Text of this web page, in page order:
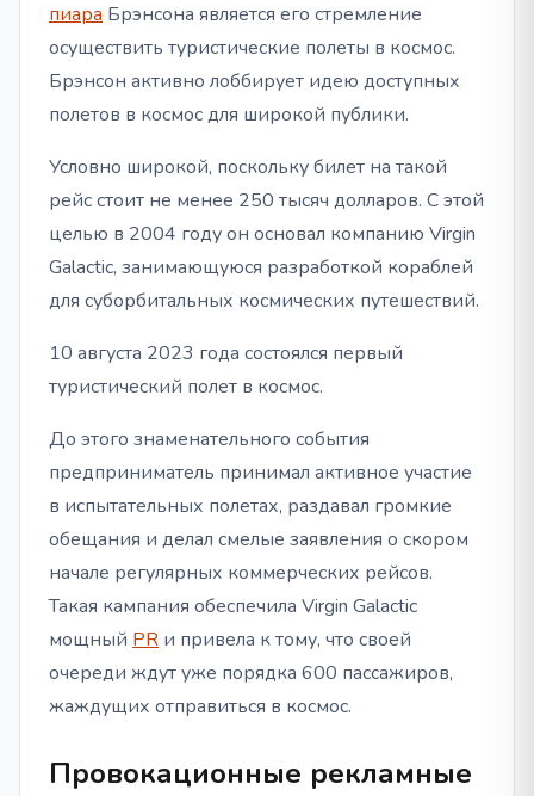
пиара Брэнсона является его стремление
осуществить туристические полеты в космос.
Брэнсон активно лоббирует идею доступных
полетов в космос для широкой публики.
Условно широкой, поскольку билет на такой
рейс стоит не менее 250 тысяч долларов. С этой
целью в 2004 году он основал компанию Virgin
Galactic, занимающуюся разработкой кораблей
для суборбитальных космических путешествий.
10 августа 2023 года состоялся первый
туристический полет в космос.
До этого знаменательного события
предприниматель принимал активное участие
в испытательных полетах, раздавал громкие
обещания и делал смелые заявления о скором
начале регулярных коммерческих рейсов.
Такая кампания обеспечила Virgin Galactic
мощный PR и привела к тому, что своей
очереди ждут уже порядка 600 пассажиров,
жаждущих отправиться в космос.
Провокационные рекламные